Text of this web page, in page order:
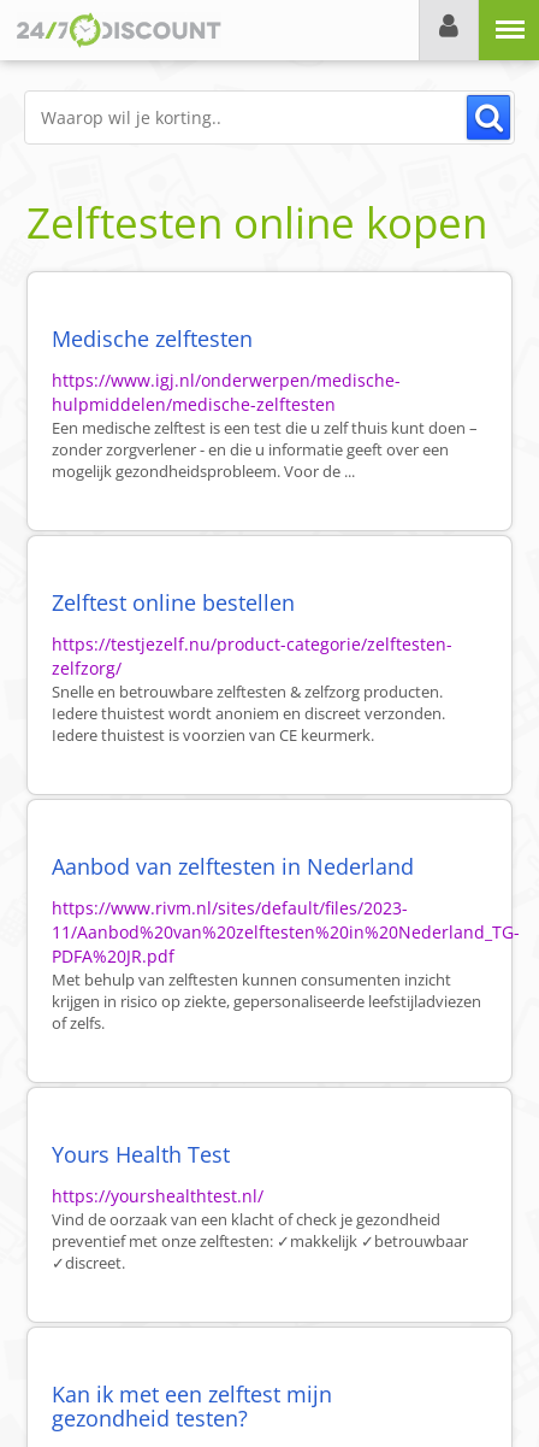
Zelftesten online kopen
Medische zelftesten
https://www.igj.nl/onderwerpen/medische-
hulpmiddelen/medische-zelftesten
Een medische zelftest is een test die u zelf thuis kunt doen –
zonder zorgverlener - en die u informatie geeft over een
mogelijk gezondheidsprobleem. Voor de ...
Zelftest online bestellen
https://testjezelf.nu/product-categorie/zelftesten-
zelfzorg/
Snelle en betrouwbare zelftesten & zelfzorg producten.
Iedere thuistest wordt anoniem en discreet verzonden.
Iedere thuistest is voorzien van CE keurmerk.
Aanbod van zelftesten in Nederland
https://www.rivm.nl/sites/default/files/2023-
11/Aanbod%20van%20zelftesten%20in%20Nederland_TG-
PDFA%20JR.pdf
Met behulp van zelftesten kunnen consumenten inzicht
krijgen in risico op ziekte, gepersonaliseerde leefstijladviezen
of zelfs.
Yours Health Test
https://yourshealthtest.nl/
Vind de oorzaak van een klacht of check je gezondheid
preventief met onze zelftesten: ✓makkelijk ✓betrouwbaar
✓discreet.
Kan ik met een zelftest mijn
gezondheid testen?